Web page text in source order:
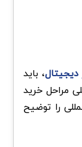
، باید
مراحل خرید
را توضیح